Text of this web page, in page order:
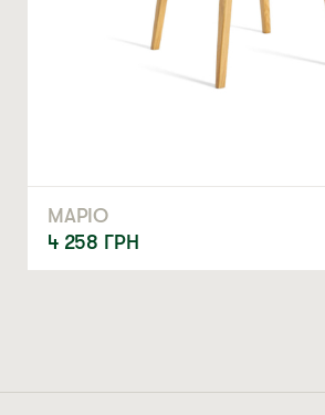
МАРІО
4 258 ГРН
Натискаючи ви автоматично
персональних даних